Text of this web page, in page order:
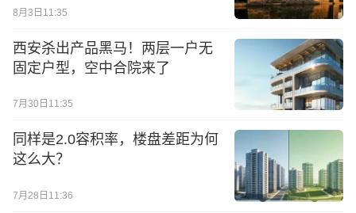
8月3日11:35
西安杀出产品黑马！两层一户无
固定户型，空中合院来了
7月30日11:35
同样是2.0容积率，楼盘差距为何
这么大？
7月28日11:36